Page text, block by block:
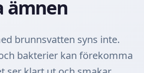
ämnen
brunnsvatten syns inte.
bakterier kan förekomma